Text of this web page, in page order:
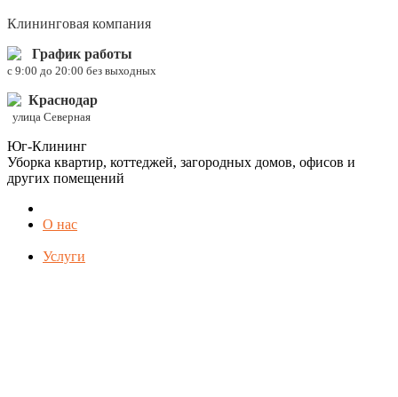
Клининговая компания
График работы
c 9:00 до 20:00 без выходных
Краснодар
улица Северная
Юг-Клининг
Уборка квартир, коттеджей, загородных домов, офисов и
других помещений
О нас
Услуги